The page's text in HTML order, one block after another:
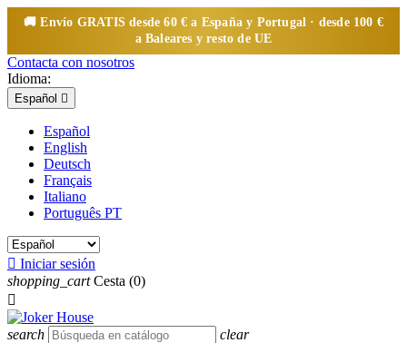
🚚 Envío GRATISdesde 60 € a España y Portugal · desde 100 €
a Baleares y resto de UE
Contacta con nosotros
Idioma:
Español 
Español
English
Deutsch
Français
Italiano
Português PT
 Iniciar sesión
shopping_cart Cesta (0)

search clear